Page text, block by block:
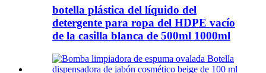
botella plástica del líquido del
detergente para ropa del HDPE vacío
de la casilla blanca de 500ml 1000ml